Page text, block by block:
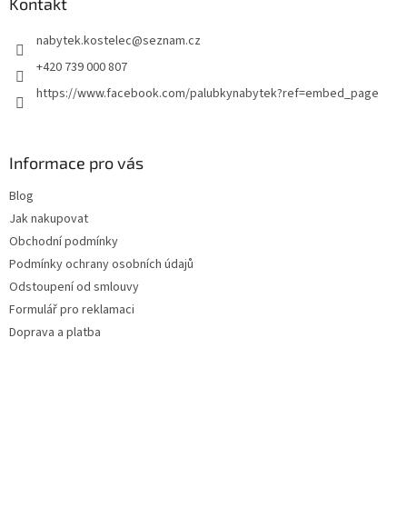
nabytek.kostelec@seznam.cz
+420 739 000 807
https://www.facebook.com/palubkynabytek?ref=embed_page
Informace pro vás
Blog
Jak nakupovat
Obchodní podmínky
Podmínky ochrany osobních údajů
Odstoupení od smlouvy
Formulář pro reklamaci
Doprava a platba